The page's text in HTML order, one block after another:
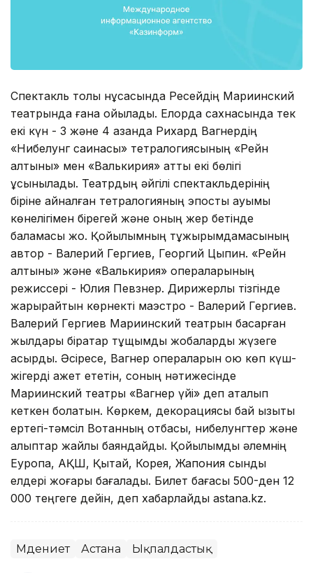
Спектакль толық нұсқасында Ресейдің Мариинский
театрында ғана қойылады. Елорда сахнасында тек
екі күн - 3 және 4 қазанда Рихард Вагнердің
«Нибелунг сақинасы» тетралогиясының «Рейн
алтыны» мен «Валькирия» атты екі бөлігі
ұсынылады. Театрдың әйгілі спектакльдерінің
біріне айналған тетралогияның эпостық ауқымы
көнелігімен бірегей және оның жер бетінде
баламасы жоқ. Қойылымның тұжырымдамасының
автор - Валерий Гергиев, Георгий Цыпин. «Рейн
алтыны» және «Валькирия» операларының
режиссері - Юлия Певзнер. Дирижерлық тізгінде
жарқырайтын көрнекті маэстро - Валерий Гергиев.
Валерий Гергиев Мариинский театрын басқарған
жылдары бірқатар тұщымды жобаларды жүзеге
асырды. Әсіресе, Вагнер операларын қою көп күш-
жігерді қажет ететін, соның нәтижесінде
Мариинский театры «Вагнер үйі» деп аталып
кеткен болатын. Көркем, декорациясы бай қызықты
ертегі-тәмсіл Вотанның отбасы, нибелунгтер және
алыптар жайлы баяндайды. Қойылымды әлемнің
Еуропа, АҚШ, Қытай, Корея, Жапония сынды
елдері жоғары бағалады. Билет бағасы 500-ден 12
000 теңгеге дейін, деп хабарлайды astana.kz.
Мәдениет Астана Ықпалдастық